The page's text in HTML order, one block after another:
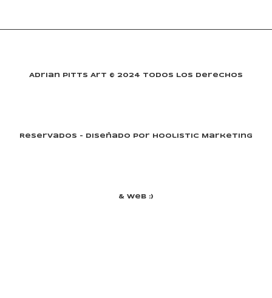
Adrian Pitts Art © 2024 Todos Los Derechos
Reservados - Diseñado Por Hoolistic Marketing
& Web :)